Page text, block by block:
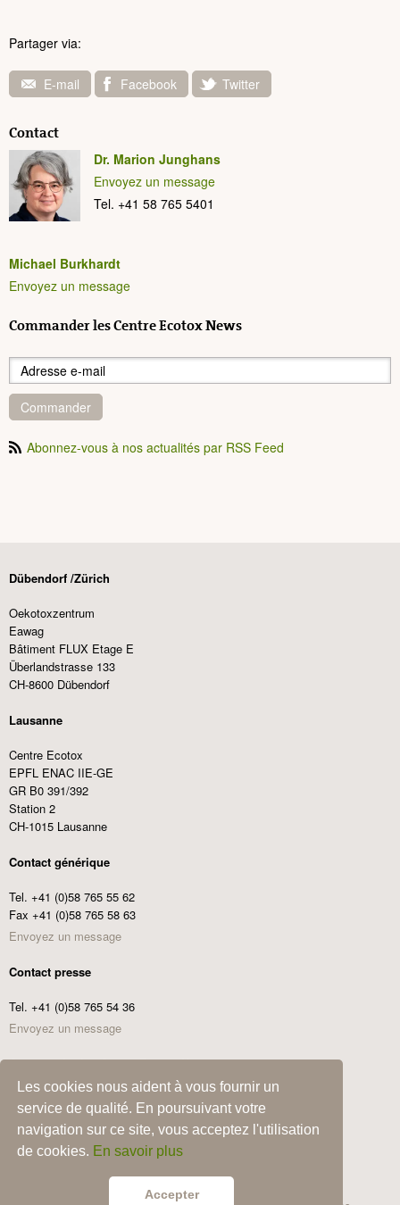
Les cookies nous aident à vous fournir un
service de qualité. En poursuivant votre
navigation sur ce site, vous acceptez l'utilisation
de cookies. En savoir plus
Accepter
Partager via:
E-mail Facebook Twitter
Contact
Dr. Marion Junghans
Envoyez un message
Tel. +41 58 765 5401
Michael Burkhardt
Envoyez un message
Commander les Centre Ecotox News
Commander
Abonnez-vous à nos actualités par RSS Feed
Dübendorf /Zürich
Oekotoxzentrum
Eawag
Bâtiment FLUX Etage E
Überlandstrasse 133
CH-8600 Dübendorf
Lausanne
Centre Ecotox
EPFL ENAC IIE-GE
GR B0 391/392
Station 2
CH-1015 Lausanne
Contact générique
Tel. +41 (0)58 765 55 62
Fax +41 (0)58 765 58 63
Envoyez un message
Contact presse
Tel. +41 (0)58 765 54 36
Envoyez un message
Commander les Centre Ecotox News
Adresse
e-
mailCommander